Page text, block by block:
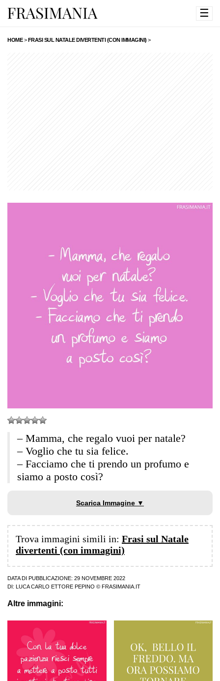
☰
HOME>FRASI SUL NATALE DIVERTENTI (CON IMMAGINI) >
– Mamma, che regalo vuoi per natale?
– Voglio che tu sia felice.
– Facciamo che ti prendo un profumo e
siamo a posto così?
Scarica Immagine ▼
Trova immagini simili in: Frasi sul Natale
divertenti (con immagini)
DATA DI PUBBLICAZIONE: 29 NOVEMBRE 2022
DI:
LUCA CARLO ETTORE PEPINO © FRASIMANIA.IT
Altre immagini: